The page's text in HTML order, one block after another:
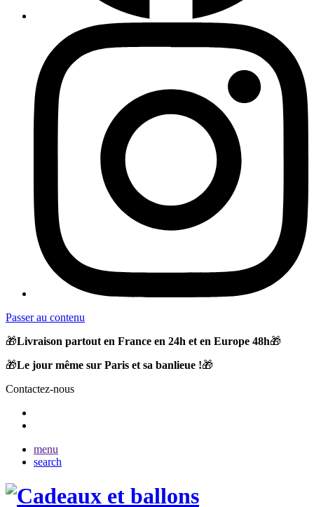
Passer au contenu
🎁Livraison partout en France en 24h et en Europe 48h🎁
🎁Le jour même sur Paris et sa banlieue !🎁
Contactez-nous
menu
search